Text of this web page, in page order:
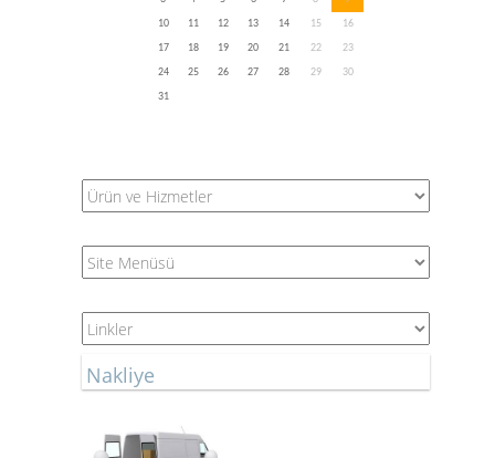
10
11 12 13 14 15
16
17
18 19 20 21 22
23
24
25 26 27 28 29
30
31
Nakliye